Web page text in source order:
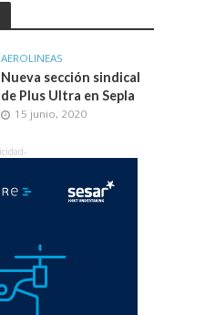
AEROLINEAS
Nueva sección sindical
de Plus Ultra en Sepla
15 junio, 2020